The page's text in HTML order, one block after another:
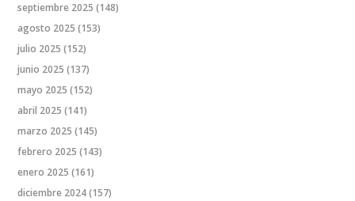
septiembre 2025 (148)
agosto 2025 (153)
julio 2025 (152)
junio 2025 (137)
mayo 2025 (152)
abril 2025 (141)
marzo 2025 (145)
febrero 2025 (143)
enero 2025 (161)
diciembre 2024(157)